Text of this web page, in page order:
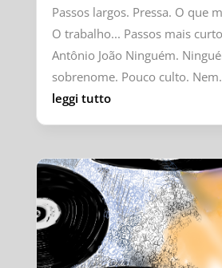
Passos largos. Pressa. O que
O trabalho... Passos mais
Antônio João Ninguém.
sobrenome. Pouco culto.
leggi tutto